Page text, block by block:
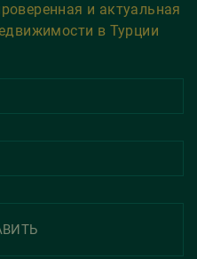
и актуальная
в Турции